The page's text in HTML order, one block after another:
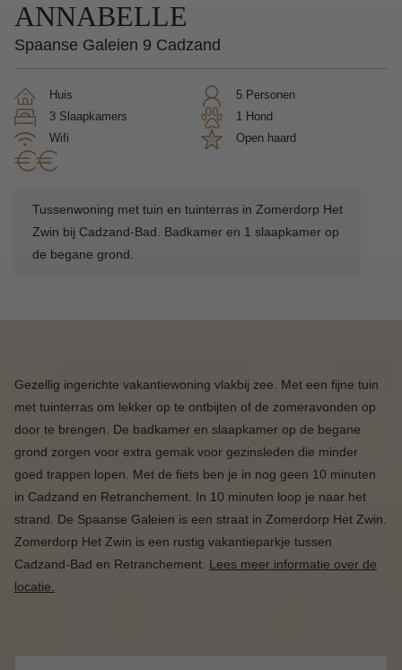
ANNABELLE
Spaanse Galeien 9 Cadzand
Huis
5 Personen
3 Slaapkamers
1 Hond
Wifi
Open haard
Tussenwoning met tuin en tuinterras in Zomerdorp Het
Zwin bij Cadzand-Bad. Badkamer en 1 slaapkamer op
de begane grond.
Gezellig ingerichte vakantiewoning vlakbij zee. Met een fijne tuin
met tuinterras om lekker op te ontbijten of de zomeravonden op
door te brengen. De badkamer en slaapkamer op de begane
grond zorgen voor extra gemak voor gezinsleden die minder
goed trappen lopen. Met de fiets ben je in nog geen 10 minuten
in Cadzand en Retranchement. In 10 minuten loop je naar het
strand. De Spaanse Galeien is een straat in Zomerdorp Het Zwin.
Zomerdorp Het Zwin is een rustig vakantieparkje tussen
Cadzand-Bad en Retranchement. Lees meer informatie over de
locatie.